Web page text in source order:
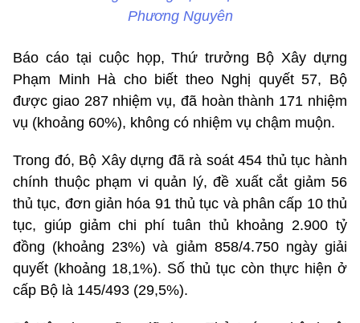
Phương Nguyên
Báo cáo tại cuộc họp, Thứ trưởng Bộ Xây dựng
Phạm Minh Hà cho biết theo Nghị quyết 57, Bộ
được giao 287 nhiệm vụ, đã hoàn thành 171 nhiệm
vụ (khoảng 60%), không có nhiệm vụ chậm muộn.
Trong đó, Bộ Xây dựng đã rà soát 454 thủ tục hành
chính thuộc phạm vi quản lý, đề xuất cắt giảm 56
thủ tục, đơn giản hóa 91 thủ tục và phân cấp 10 thủ
tục, giúp giảm chi phí tuân thủ khoảng 2.900 tỷ
đồng (khoảng 23%) và giảm 858/4.750 ngày giải
quyết (khoảng 18,1%). Số thủ tục còn thực hiện ở
cấp Bộ là 145/493 (29,5%).